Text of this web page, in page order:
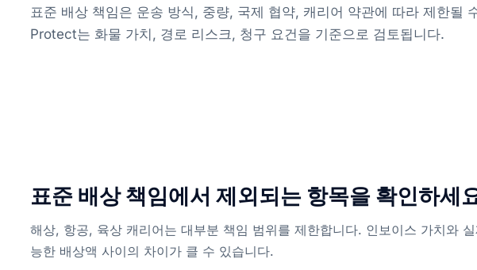
표준 배상 책임은 운송 방식, 중량, 국제 협약, 캐리어 약관에 따라 제한될
Protect는 화물 가치, 경로 리스크, 청구 요건을 기준으로 검토됩니다.
표준 배상 책임에서 제외되는 항목을 확인하세
해상, 항공, 육상 캐리어는 대부분 책임 범위를 제한합니다. 인보이스 가치와
능한 배상액 사이의 차이가 클 수 있습니다.